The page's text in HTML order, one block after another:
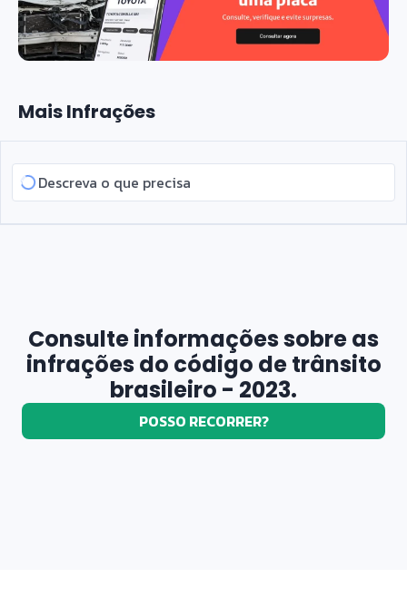
Mais Infrações
Consulte informações sobre as
infrações do código de trânsito
brasileiro - 2023.
POSSO RECORRER?